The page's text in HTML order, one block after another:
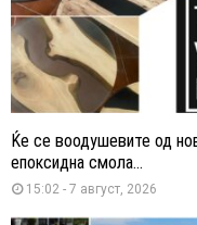
Ќе се воодушевите од
епоксидна смола...
15:02 - 7 август, 2026